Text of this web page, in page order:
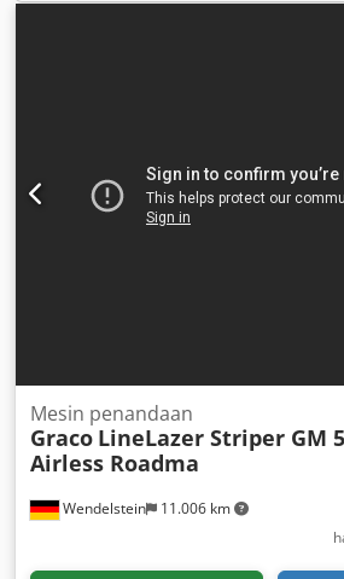
Wendelstein 11.006 km
Mesin penandaan
Graco LineLazer Striper GM
Airless Roadma